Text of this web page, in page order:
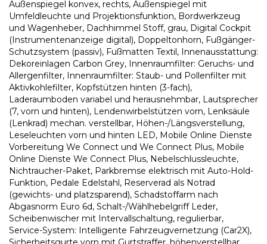
Außenspiegel konvex, rechts, Außenspiegel mit
Umfeldleuchte und Projektionsfunktion, Bordwerkzeug
und Wagenheber, Dachhimmel Stoff, grau, Digital Cockpit
(Instrumentenanzeige digital), Doppeltonhorn, Fußgänger-
Schutzsystem (passiv), Fußmatten Textil, Innenausstattung:
Dekoreinlagen Carbon Grey, Innenraumfilter: Geruchs- und
Allergenfilter, Innenraumfilter: Staub- und Pollenfilter mit
Aktivkohlefilter, Kopfstützen hinten (3-fach),
Laderaumboden variabel und herausnehmbar, Lautsprecher
(7, vorn und hinten), Lendenwirbelstützen vorn, Lenksäule
(Lenkrad) mechan. verstellbar, Höhen-/Längsverstellung,
Leseleuchten vorn und hinten LED, Mobile Online Dienste
Vorbereitung We Connect und We Connect Plus, Mobile
Online Dienste We Connect Plus, Nebelschlussleuchte,
Nichtraucher-Paket, Parkbremse elektrisch mit Auto-Hold-
Funktion, Pedale Edelstahl, Reserverad als Notrad
(gewichts- und platzsparend), Schadstoffarm nach
Abgasnorm Euro 6d, Schalt-/Wählhebelgriff Leder,
Scheibenwischer mit Intervallschaltung, regulierbar,
Service-System: Intelligente Fahrzeugvernetzung (Car2X),